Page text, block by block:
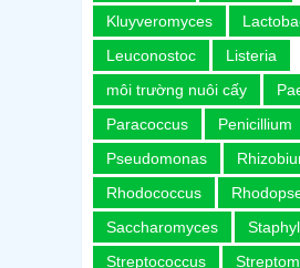
Kluyveromyces
Leuconostoc
Listeria
môi trường nuôi cấy
Paracoccus
Penicillium
Pseudomonas
Rhodococcus
Saccharomyces
Streptococcus